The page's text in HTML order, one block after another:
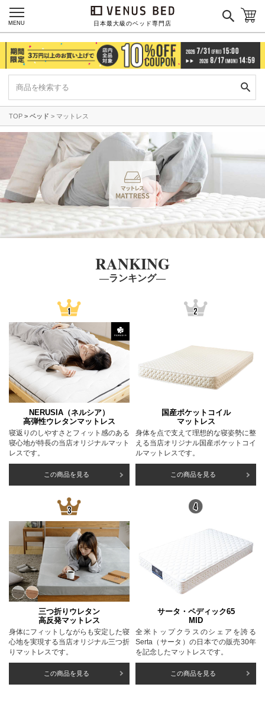
日本最大級のベッド専門店
MENU
TOP ベッド マットレス
RANKING
―ランキング―
NERUSIA（ネルシア）
高弾性ウレタンマットレス
寝返りのしやすさとフィット感のある
寝心地が特長の当店オリジナルマット
レスです。
この商品を見る
国産ポケットコイル
マットレス
身体を点で支えて理想的な寝姿勢に整
える当店オリジナル国産ポケットコイ
ルマットレスです。
この商品を見る
三つ折りウレタン
高反発マットレス
身体にフィットしながらも安定した寝
心地を実現する当店オリジナル三つ折
りマットレスです。
この商品を見る
サータ・ペディック65
MID
全米トップクラスのシェアを誇る
Serta（サータ）の日本での販売30年
を記念したマットレスです。
この商品を見る